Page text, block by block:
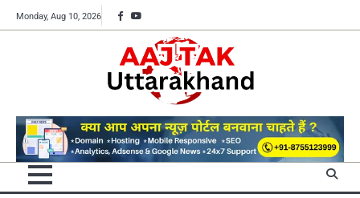
to
Monday, Aug 10, 2026 Facebook
YouTube